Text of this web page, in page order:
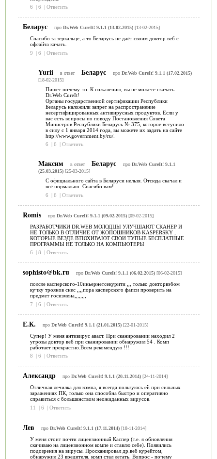
6
| 6 | Ответить
Беларус про Dr.Web CureIt! 9.1.1 (13.02.2015)[13-02-2015]
Спасибо за зеркальце, а то Беларусь не даёт своим доктор веб с
офсайта качать.
9
| 6 | Ответить
Yurii в ответ Беларус про Dr.Web CureIt! 9.1.1 (17.02.2015)
[18-02-2015]
Пишет почему-то: К сожалению, вы не можете скачать
Dr.Web CureIt!
Органы государственной сертификации Республики
Беларусь наложили запрет на распространение
несертифицированных антивирусных продуктов. Если у
вас есть вопросы по поводу Постановления Совета
Министров Республики Беларусь № 375, которое вступило
в силу с 1 января 2014 года, вы можете их задать на сайте
http://www.government.by/ru/.
6
| 6 | Ответить
Максим в ответ Беларус про Dr.Web CureIt! 9.1.1
(25.03.2015)[25-03-2015]
C официального сайта в Беларуси нельзя. Отсюда скачал и
всё нормально. Спасибо вам!
6
| 6 | Ответить
Romis про Dr.Web CureIt! 9.1.1 (09.02.2015)[09-02-2015]
РАЗРАБОТЧИКИ DR.WEB МОЛОДЦЫ УЛУЧШАЮТ СКАНЕР И
НЕ ТОЛЬКО В ОТЛИЧИЕ ОТ ЖОПОШНИКОВ KASPERSKY ,
КОТОРЫЕ ВЕЗДЕ ВТЮХИВАЮТ СВОИ ТУПЫЕ БЕСПЛАТНЫЕ
ПРОГРАММЫ НЕ ТОЛЬКО НА КОМПЬЮТЕРЫ
6
| 8 | Ответить
sophisto@bk.ru про Dr.Web CureIt! 9.1.1 (06.02.2015)[06-02-2015]
полсле касперского-10иньернетсекурити ,,, только докторвэбом
кучку троянов снес ,,,,пора касперского фапси проверить на
предмет госизмена,,,,,,,,
7
| 6 | Ответить
Е.К. про Dr.Web CureIt! 9.1.1 (21.01.2015)[22-01-2015]
Супер! У меня антивирус аваст. При сканировании находил 2
угрозы доктор веб при сканировании обнаружил 54 . Комп
работает прекрастно.Всем рекомендую !!!
8
| 6 | Ответить
Александр про Dr.Web CureIt! 9.1.1 (20.11.2014)[24-11-2014]
Отличная лечилка для компа, я всегда пользуюсь ей при сильных
заражениях ПК, только она способна быстро и оперативно
справиться с большинством неожиданных вирусов.
11
| 6 | Ответить
Лев про Dr.Web CureIt! 9.1.1 (17.11.2014)[18-11-2014]
У меня стоит почти лицензионный Каспер (т.е. я обновления
скачиваю на лицензионном компе и ставлю себе). Появились
подозрения на вирусы. Просканировал др.веб курейтом,
обнаружил 23 вредителя, комп стал летать. Вопрос - почему